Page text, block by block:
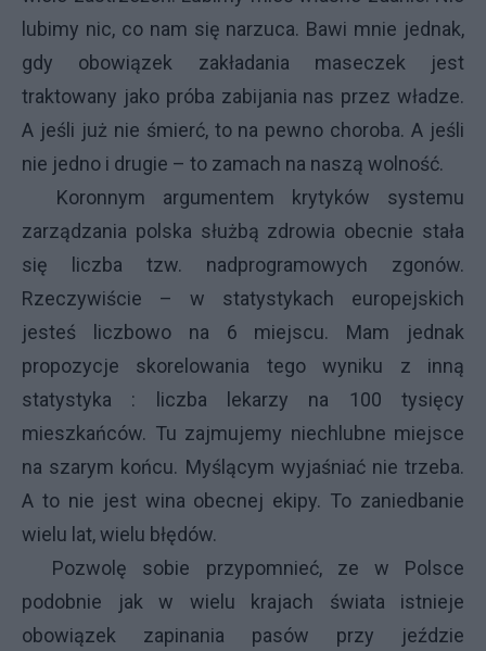
lubimy nic, co nam się narzuca. Bawi mnie jednak,
gdy obowiązek zakładania maseczek jest
traktowany jako próba zabijania nas przez władze.
A jeśli już nie śmierć, to na pewno choroba. A jeśli
nie jedno i drugie – to zamach na naszą wolność.
Koronnym argumentem krytyków systemu
zarządzania polska służbą zdrowia obecnie stała
się liczba tzw. nadprogramowych zgonów.
Rzeczywiście – w statystykach europejskich
jesteś liczbowo na 6 miejscu. Mam jednak
propozycje skorelowania tego wyniku z inną
statystyka : liczba lekarzy na 100 tysięcy
mieszkańców. Tu zajmujemy niechlubne miejsce
na szarym końcu. Myślącym wyjaśniać nie trzeba.
A to nie jest wina obecnej ekipy. To zaniedbanie
wielu lat, wielu błędów.
Pozwolę sobie przypomnieć, ze w Polsce
podobnie jak w wielu krajach świata istnieje
obowiązek zapinania pasów przy jeździe